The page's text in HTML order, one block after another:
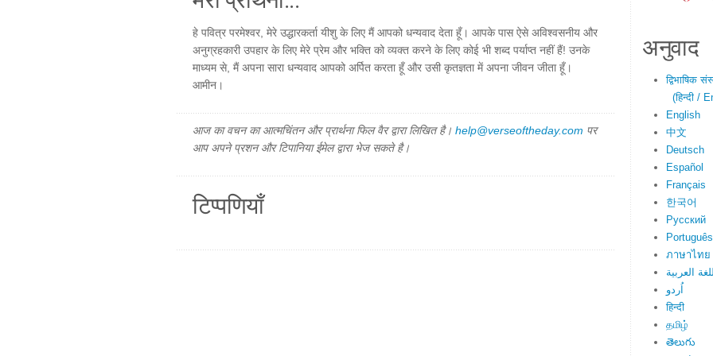
हे पवित्र परमेश्वर, मेरे उद्धारकर्ता यीशु के लिए मैं आपको धन्यवाद देता हूँ। आपके पास ऐसे अविश्वसनीय और
अनुग्रहकारी उपहार के लिए मेरे प्रेम और भक्ति को व्यक्त करने के लिए कोई भी शब्द पर्याप्त नहीं हैं! उनके
माध्यम से, मैं अपना सारा धन्यवाद आपको अर्पित करता हूँ और उसी कृतज्ञता में अपना जीवन जीता हूँ।
आमीन।
आज का वचन का आत्मचिंतन और प्रार्थना फिल वैर द्वारा लिखित है। help@verseoftheday.com पर
आप अपने प्रशन और टिपानिया ईमेल द्वारा भेज सकते है।
टिप्पणियाँ
अनुवाद
द्विभाषिक
(हिन्दी /
English
中文
Deutsch
Español
Français
한국어
Русский
Português
ภาษาไทย
العربية
اُردو
हिन्दी
தமிழ்
తెలుగు